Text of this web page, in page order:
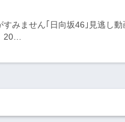
すみません｢日向坂46｣見逃し動
20…